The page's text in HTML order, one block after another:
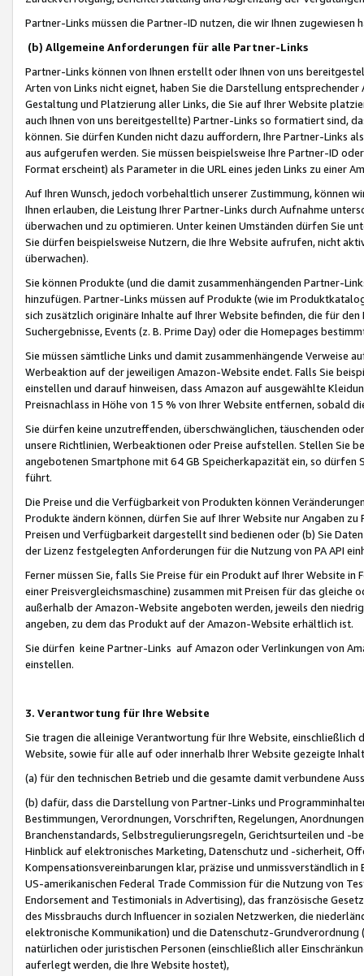
Partner-Links müssen die Partner-ID nutzen, die wir Ihnen zugewiesen
(b) Allgemeine Anforderungen für alle Partner-Links
Partner-Links können von Ihnen erstellt oder Ihnen von uns
Arten von Links nicht eignet, haben Sie die Darstellung
Gestaltung und Platzierung aller Links, die Sie auf Ihrer Website
auch Ihnen von uns bereitgestellte) Partner-Links so formatiert sind,
können. Sie dürfen Kunden nicht dazu auffordern, Ihre Partner-Links
aus aufgerufen werden. Sie müssen beispielsweise Ihre Partner-ID
Format erscheint) als Parameter in die URL eines jeden Links zu einer
Auf Ihren Wunsch, jedoch vorbehaltlich unserer Zustimmung, können
Ihnen erlauben, die Leistung Ihrer Partner-Links durch Aufnahme
überwachen und zu optimieren. Unter keinen Umständen dürfen Sie
Sie dürfen beispielsweise Nutzern, die Ihre Website aufrufen, nicht
überwachen).
Sie können Produkte (und die damit zusammenhängenden Partner-
hinzufügen. Partner-Links müssen auf Produkte (wie im
sich zusätzlich originäre Inhalte auf Ihrer Website befinden, die für
Suchergebnisse, Events (z. B. Prime Day) oder die Homepages
Sie müssen sämtliche Links und damit zusammenhängende
Werbeaktion auf der jeweiligen Amazon-Website endet. Falls Sie
einstellen und darauf hinweisen, dass Amazon auf ausgewählte
Preisnachlass in Höhe von 15 % von Ihrer Website entfernen, sobald
Sie dürfen keine unzutreffenden, überschwänglichen, täuschenden
unsere Richtlinien, Werbeaktionen oder Preise aufstellen. Stellen Sie
angebotenen Smartphone mit 64 GB Speicherkapazität ein, so dürfen
führt.
Die Preise und die Verfügbarkeit von Produkten können
Produkte ändern können, dürfen Sie auf Ihrer Website nur Angaben
Preisen und Verfügbarkeit dargestellt sind bedienen oder (b) Sie
der Lizenz festgelegten Anforderungen für die Nutzung von PA API
Ferner müssen Sie, falls Sie Preise für ein Produkt auf Ihrer Website
einer Preisvergleichsmaschine) zusammen mit Preisen für das
außerhalb der Amazon-Website angeboten werden, jeweils den
angeben, zu dem das Produkt auf der Amazon-Website erhältlich ist.
Sie dürfen keine Partner-Links auf Amazon oder Verlinkungen von
einstellen.
3. Verantwortung für Ihre Website
Sie tragen die alleinige Verantwortung für Ihre Website,
Website, sowie für alle auf oder innerhalb Ihrer Website gezeigte
(a) für den technischen Betrieb und die gesamte damit verbundene
(b) dafür, dass die Darstellung von Partner-Links und
Bestimmungen, Verordnungen, Vorschriften, Regelungen,
Branchenstandards, Selbstregulierungsregeln, Gerichtsurteilen und -
Hinblick auf elektronisches Marketing, Datenschutz und -sicherheit,
Kompensationsvereinbarungen klar, präzise und unmissverständlich
US-amerikanischen Federal Trade Commission für die Nutzung von
Endorsement and Testimonials in Advertising), das französische
des Missbrauchs durch Influencer in sozialen Netzwerken, die
elektronische Kommunikation) und die Datenschutz-
natürlichen oder juristischen Personen (einschließlich aller
auferlegt werden, die Ihre Website hostet),